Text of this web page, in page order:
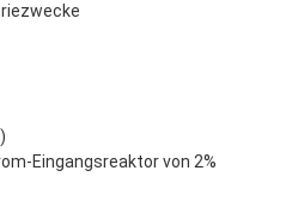
Eingangsreaktor von 2%